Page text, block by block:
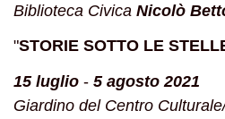
Biblioteca Civica Nicolò
"STORIE SOTTO LE
15 luglio - 5 agosto 2021
Giardino del Centro